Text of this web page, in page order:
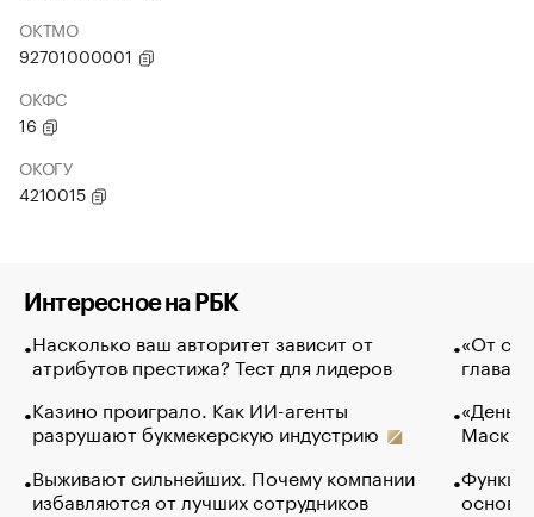
ОКТМО
92701000001
ОКФС
16
ОКОГУ
4210015
Интересное на РБК
Насколько ваш авторитет зависит от
атрибутов престижа? Тест для лидеров
Казино проиграло. Как ИИ-агенты
разрушают букмекерскую индустрию
Выживают сильнейших. Почему компании
избавляются от лучших сотрудников
«От
глава
Маск в
основ